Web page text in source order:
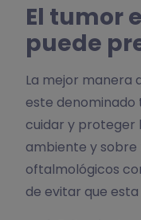
El tumor
puede
La mejor manera
este denominado
cuidar y proteger
ambiente y
oftalmológicos
de evitar que